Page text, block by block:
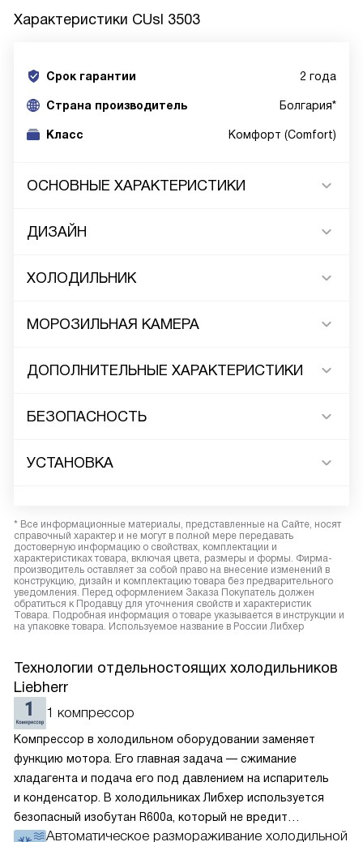
Характеристики CUsl 3503
Срок гарантии 2 года
Cтрана производитель Болгария*
Класс Комфорт (Comfort)
ОСНОВНЫЕ ХАРАКТЕРИСТИКИ
ДИЗАЙН
ХОЛОДИЛЬНИК
МОРОЗИЛЬНАЯ КАМЕРА
ДОПОЛНИТЕЛЬНЫЕ ХАРАКТЕРИСТИКИ
БЕЗОПАСНОСТЬ
УСТАНОВКА
* Все информационные материалы, представленные на Сайте, носят
справочный характер и не могут в полной мере передавать
достоверную информацию о свойствах, комплектации и
характеристиках товара, включая цвета, размеры и формы. Фирма-
производитель оставляет за собой право на внесение изменений в
конструкцию, дизайн и комплектацию товара без предварительного
уведомления. Перед оформлением Заказа Покупатель должен
обратиться к Продавцу для уточнения свойств и характеристик
Товара. Подробная информация о товаре указывается в инструкции и
на упаковке товара. Используемое название в России Либхер
Технологии отдельностоящих холодильников
Liebherr
1 компрессор
Компрессор в холодильном оборудовании заменяет
функцию мотора. Его главная задача — сжимание
хладагента и подача его под давлением на испаритель
и конденсатор. В холодильниках Либхер используется
безопасный изобутан R600a, который не вредит
окружающей среде. Компрессор перегоняет его
Автоматическое размораживание холодильной